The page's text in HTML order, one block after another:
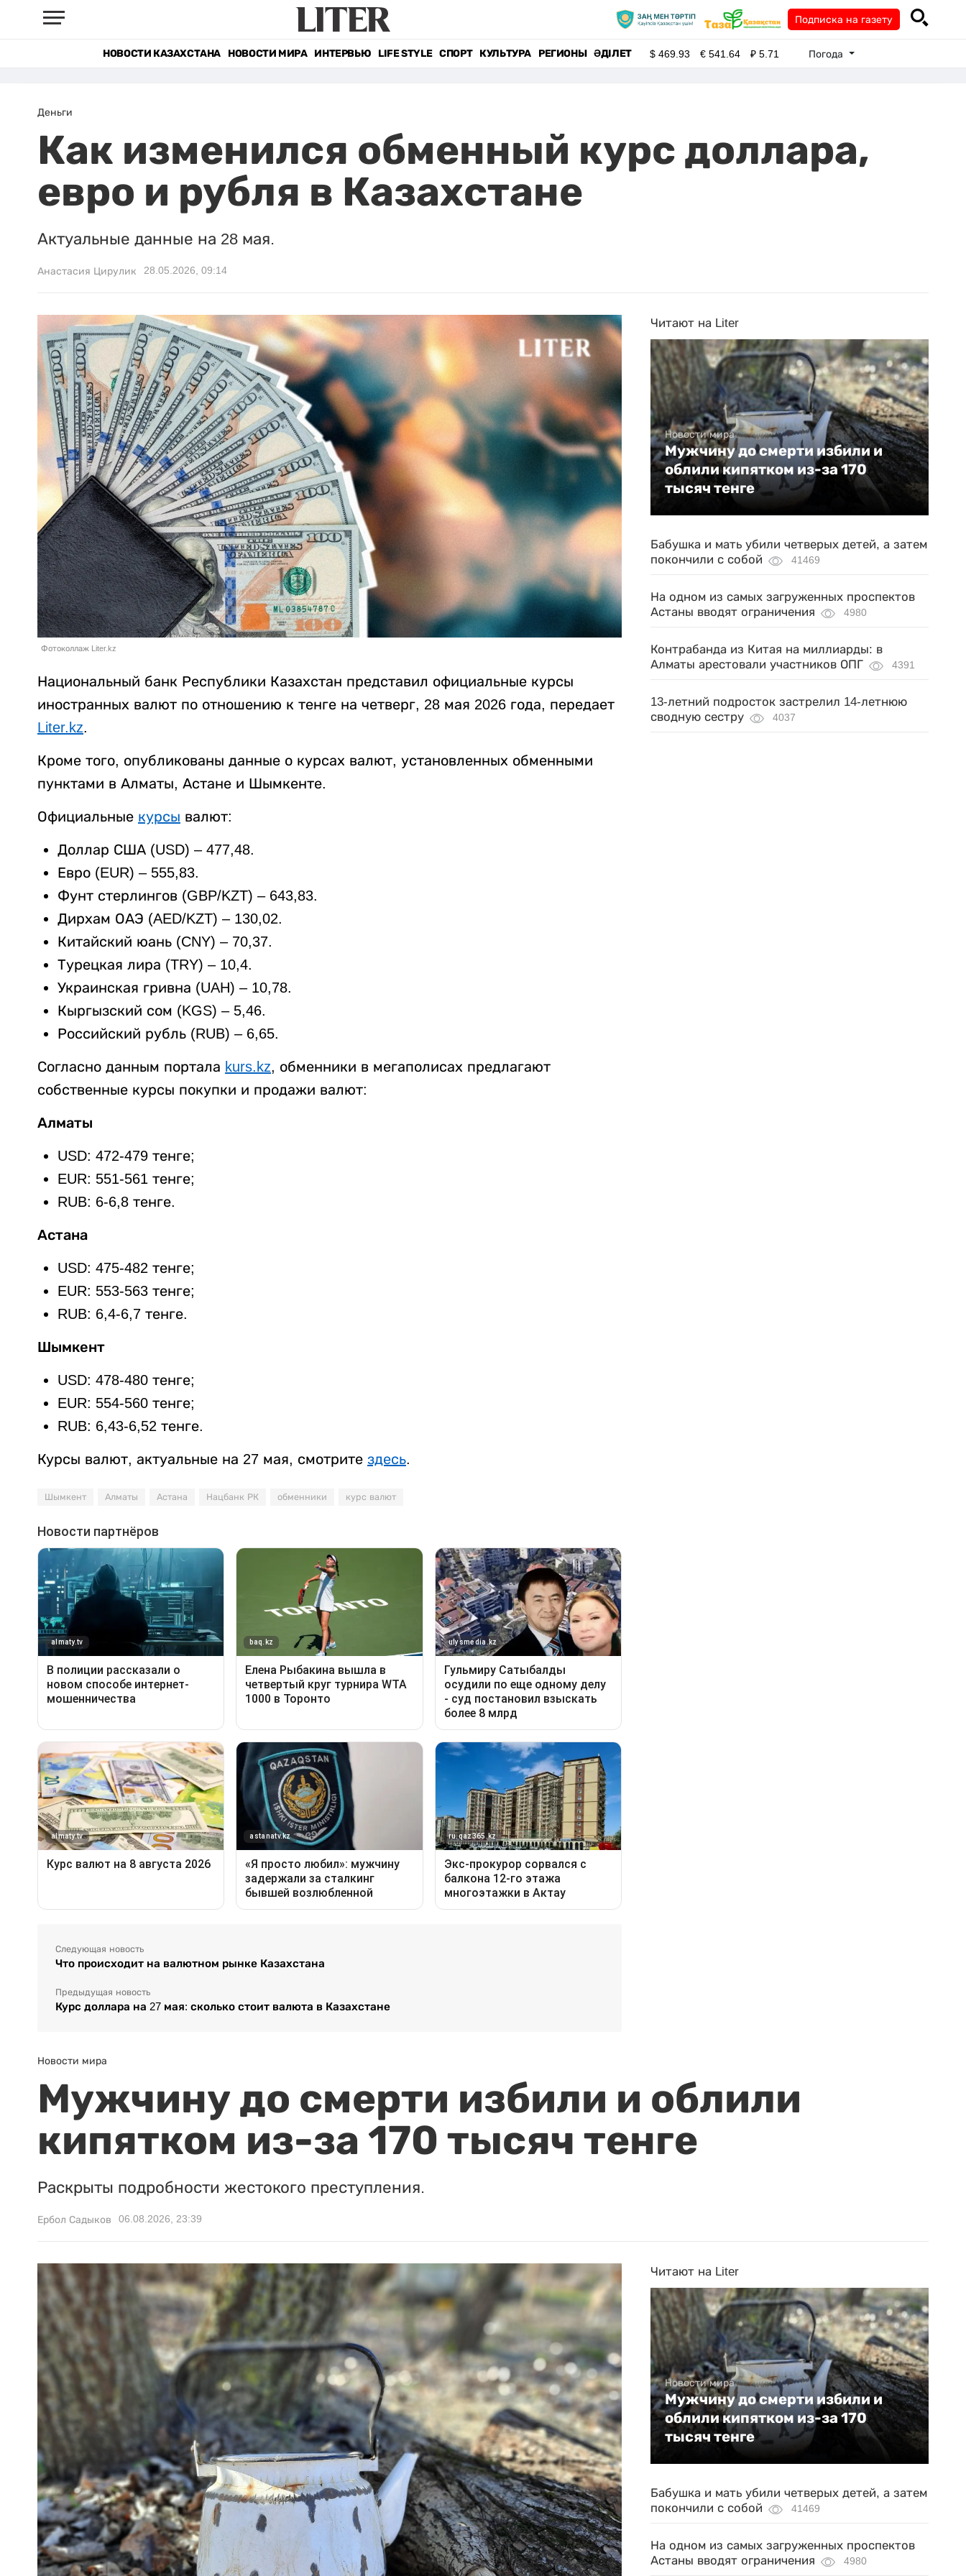
Подписка на газету
НОВОСТИ КАЗАХСТАНА НОВОСТИ МИРА ИНТЕРВЬЮ LIFE STYLE СПОРТ КУЛЬТУРА РЕГИОНЫ ӘДІЛЕТ $469.93 €541.64 ₽5.71 Погода
Деньги
Как изменился обменный курс доллара,
евро и рубля в Казахстане
Актуальные данные на 28 мая.
Анастасия Цирулик 28.05.2026, 09:14
Фотоколлаж Liter.kz
Национальный банк Республики Казахстан представил официальные курсы
иностранных валют по отношению к тенге на четверг, 28 мая 2026 года, передает
Liter.kz.
Кроме того, опубликованы данные о курсах валют, установленных обменными
пунктами в Алматы, Астане и Шымкенте.
Официальные курсы валют:
Доллар США (USD) – 477,48.
Евро (EUR) – 555,83.
Фунт стерлингов (GBP/KZT) – 643,83.
Дирхам ОАЭ (AED/KZT) – 130,02.
Китайский юань (CNY) – 70,37.
Турецкая лира (TRY) – 10,4.
Украинская гривна (UAH) – 10,78.
Кыргызский сом (KGS) – 5,46.
Российский рубль (RUB) – 6,65.
Согласно данным портала kurs.kz, обменники в мегаполисах предлагают
собственные курсы покупки и продажи валют:
Алматы
USD: 472-479 тенге;
EUR: 551-561 тенге;
RUB: 6-6,8 тенге.
Астана
USD: 475-482 тенге;
EUR: 553-563 тенге;
RUB: 6,4-6,7 тенге.
Шымкент
USD: 478-480 тенге;
EUR: 554-560 тенге;
RUB: 6,43-6,52 тенге.
Курсы валют, актуальные на 27 мая, смотрите здесь.
Шымкент Алматы Астана Нацбанк РК обменники курс валют
Следующая новость
Что происходит на валютном рынке Казахстана
Предыдущая новость
Курс доллара на 27 мая: сколько стоит валюта в Казахстане
Читают на Liter
Новости мира
Мужчину до смерти избили и
облили кипятком из-за 170
тысяч тенге
Бабушка и мать убили четверых детей, а затем
покончили с собой
41469
На одном из самых загруженных проспектов
Астаны вводят ограничения
4980
Контрабанда из Китая на миллиарды: в
Алматы арестовали участников ОПГ
4391
13-летний подросток застрелил 14-летнюю
сводную сестру
4037
Новости мира
Мужчину до смерти избили и облили
кипятком из-за 170 тысяч тенге
Раскрыты подробности жестокого преступления.
Ербол Садыков 06.08.2026, 23:39
Читают на Liter
Новости мира
Мужчину до смерти избили и
облили кипятком из-за 170
тысяч тенге
Бабушка и мать убили четверых детей, а затем
покончили с собой
41469
На одном из самых загруженных проспектов
Астаны вводят ограничения
4980